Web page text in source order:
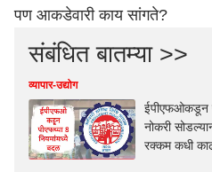
पण आकडेवारी काय सांगते?
संबंधित बातम्या >>
व्यापार-उद्योग
ईपीएफओकडून
नोकरी
रक्कम कधी